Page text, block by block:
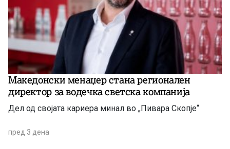
Македонски менаџер стана регионален
директор за водечка светска компанија
Дел од својата кариера минал во „Пивара Скопје“
пред 3 дена